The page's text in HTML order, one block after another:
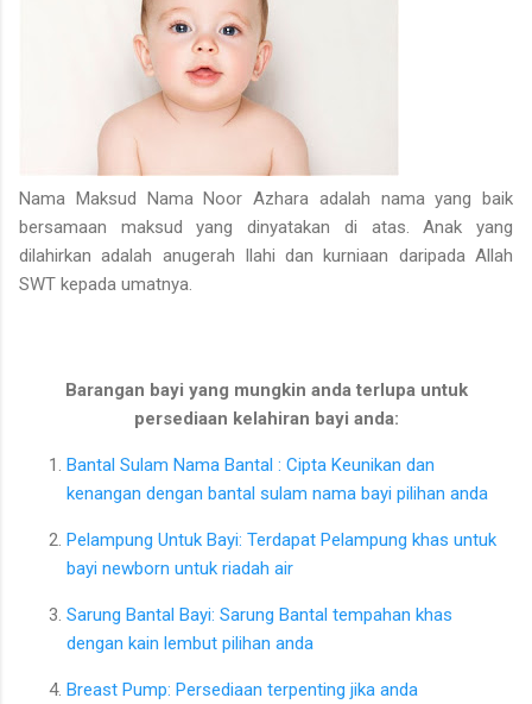
Nama Maksud Nama Noor Azhara adalah nama yang baik
bersamaan maksud yang dinyatakan di atas. Anak yang
dilahirkan adalah anugerah Ilahi dan kurniaan daripada Allah
SWT kepada umatnya.
Barangan bayi yang mungkin anda terlupa untuk
persediaan kelahiran bayi anda:
Bantal Sulam Nama Bantal : Cipta Keunikan dan
kenangan dengan bantal sulam nama bayi pilihan anda
Pelampung Untuk Bayi: Terdapat Pelampung khas untuk
bayi newborn untuk riadah air
Sarung Bantal Bayi: Sarung Bantal tempahan khas
dengan kain lembut pilihan anda
Breast Pump: Persediaan terpenting jika anda